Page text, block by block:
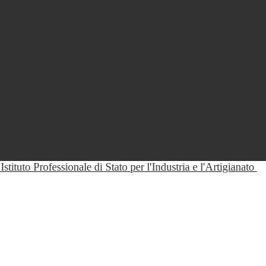
Istituto Professionale di Stato per l'Industria e l'Artigianato